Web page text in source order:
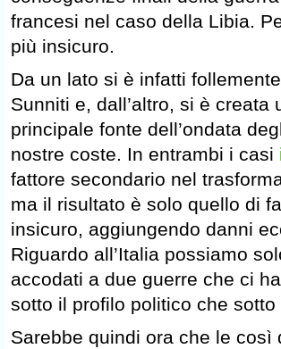
francesi nel caso della Libia.
più insicuro.
Da un lato si è infatti
Sunniti e, dall’altro, si è creata
principale fonte dell’ondata
nostre coste. In entrambi i casi
fattore secondario nel
ma il risultato è solo quello di
insicuro, aggiungendo danni
Riguardo all’Italia possiamo
accodati a due guerre che ci
sotto il profilo politico che
Sarebbe quindi ora che le